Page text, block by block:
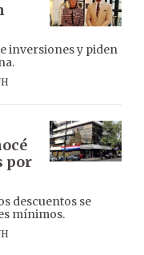
inversiones y piden
por
descuentos se
mínimos.